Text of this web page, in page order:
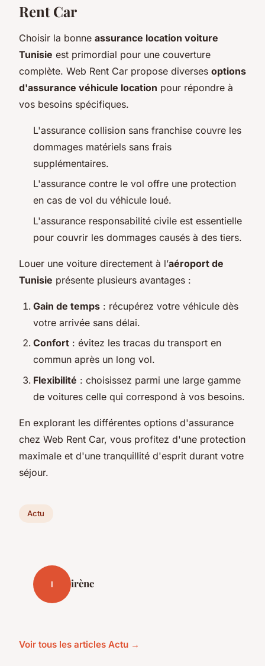
Rent Car
Choisir la bonne assurance location voiture
Tunisie est primordial pour une couverture
complète. Web Rent Car propose diverses options
d'assurance véhicule location pour répondre à
vos besoins spécifiques.
L'assurance collision sans franchise couvre les
dommages matériels sans frais
supplémentaires.
L'assurance contre le vol offre une protection
en cas de vol du véhicule loué.
L'assurance responsabilité civile est essentielle
pour couvrir les dommages causés à des tiers.
Louer une voiture directement à l’aéroport de
Tunisie présente plusieurs avantages :
Gain de temps : récupérez votre véhicule dès
votre arrivée sans délai.
Confort : évitez les tracas du transport en
commun après un long vol.
Flexibilité : choisissez parmi une large gamme
de voitures celle qui correspond à vos besoins.
En explorant les différentes options d'assurance
chez Web Rent Car, vous profitez d'une protection
maximale et d'une tranquillité d'esprit durant votre
séjour.
Actu
I irène
Voir tous les articles Actu →